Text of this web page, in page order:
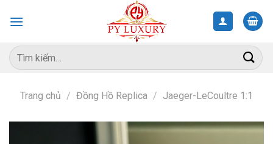
Tìm
kiếm:
Trang chủ / Đồng Hồ Replica / Jaeger-LeCoultre 1:1